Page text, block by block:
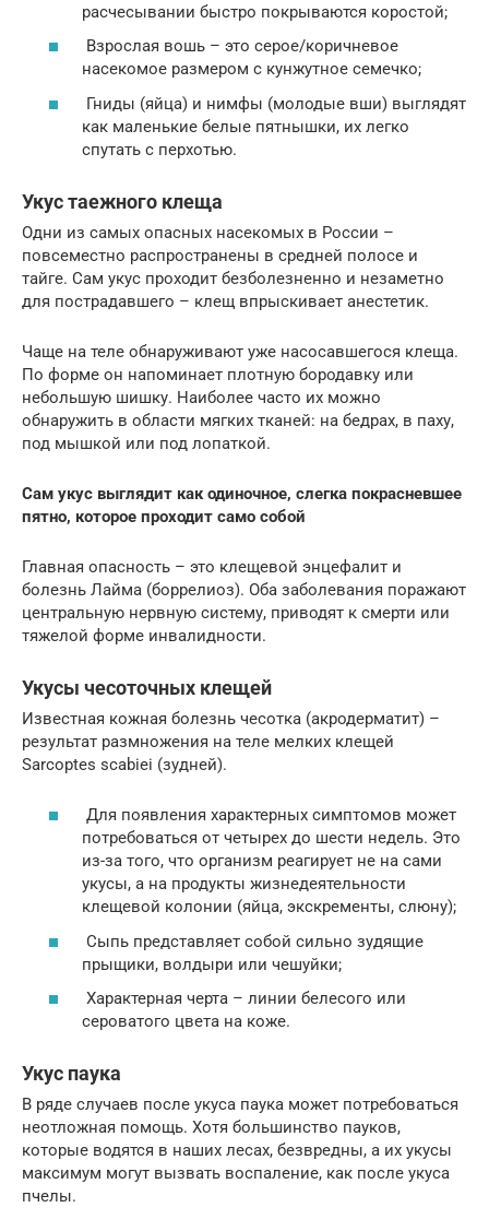
расчесывании быстро покрываются коростой;
Взрослая вошь – это серое/коричневое
насекомое размером с кунжутное семечко;
Гниды (яйца) и нимфы (молодые вши) выглядят
как маленькие белые пятнышки, их легко
спутать с перхотью.
Укус таежного клеща
Одни из самых опасных насекомых в России –
повсеместно распространены в средней полосе и
тайге. Сам укус проходит безболезненно и незаметно
для пострадавшего – клещ впрыскивает анестетик.
Чаще на теле обнаруживают уже насосавшегося клеща.
По форме он напоминает плотную бородавку или
небольшую шишку. Наиболее часто их можно
обнаружить в области мягких тканей: на бедрах, в паху,
под мышкой или под лопаткой.
Сам укус выглядит как одиночное, слегка покрасневшее
пятно, которое проходит само собой
Главная опасность – это клещевой энцефалит и
болезнь Лайма (боррелиоз). Оба заболевания поражают
центральную нервную систему, приводят к смерти или
тяжелой форме инвалидности.
Укусы чесоточных клещей
Известная кожная болезнь чесотка (акродерматит) –
результат размножения на теле мелких клещей
Sarcoptes scabiei (зудней).
Для появления характерных симптомов может
потребоваться от четырех до шести недель. Это
из-за того, что организм реагирует не на сами
укусы, а на продукты жизнедеятельности
клещевой колонии (яйца, экскременты, слюну);
Сыпь представляет собой сильно зудящие
прыщики, волдыри или чешуйки;
Характерная черта – линии белесого или
сероватого цвета на коже.
Укус паука
В ряде случаев после укуса паука может потребоваться
неотложная помощь. Хотя большинство пауков,
которые водятся в наших лесах, безвредны, а их укусы
максимум могут вызвать воспаление, как после укуса
пчелы.